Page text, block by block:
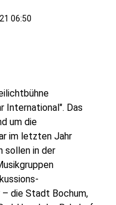
06:50
International". Das
um die
im letzten Jahr
sollen in der
die Stadt Bochum,